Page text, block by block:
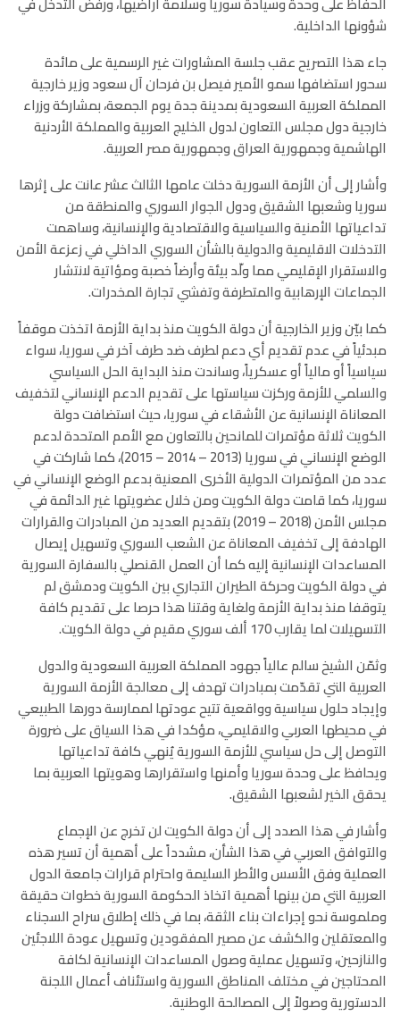
شؤونها الداخلية.
جاء هذا التصريح عقب جلسة المشاورات غير الرسمية على مائدة
سحور استضافها سمو الأمير فيصل بن فرحان آل سعود وزير خارجية
المملكة العربية السعودية بمدينة جدة يوم الجمعة، بمشاركة وزراء
خارجية دول مجلس التعاون لدول الخليج العربية والمملكة الأردنية
الهاشمية وجمهورية العراق وجمهورية مصر العربية.
وأشار إلى أن الأزمة السورية دخلت عامها الثالث عشر عانت على إثرها
سوريا وشعبها الشقيق ودول الجوار السوري والمنطقة من
تداعياتها الأمنية والسياسية والاقتصادية والإنسانية، وساهمت
التدخلات الاقليمية والدولية بالشأن السوري الداخلي في زعزعة الأمن
والاستقرار الإقليمي مما ولّد بيئة وأرضاً خصبة ومؤاتية لانتشار
الجماعات الإرهابية والمتطرفة وتفشي تجارة المخدرات.
كما بيّن وزير الخارجية أن دولة الكويت منذ بداية الأزمة اتخذت موقفاً
مبدئياً في عدم تقديم أي دعم لطرف ضد طرف آخر في سوريا، سواء
سياسياً أو مالياً أو عسكرياً، وساندت منذ البداية الحل السياسي
والسلمي للأزمة وركزت سياستها على تقديم الدعم الإنساني لتخفيف
المعاناة الإنسانية عن الأشقاء في سوريا، حيث استضافت دولة
الكويت ثلاثة مؤتمرات للمانحين بالتعاون مع الأمم المتحدة لدعم
الوضع الإنساني في سوريا (2013 – 2014 – 2015)، كما شاركت في
عدد من المؤتمرات الدولية الأخرى المعنية بدعم الوضع الإنساني في
سوريا، كما قامت دولة الكويت ومن خلال عضويتها غير الدائمة في
مجلس الأمن (2018 – 2019) بتقديم العديد من المبادرات والقرارات
الهادفة إلى تخفيف المعاناة عن الشعب السوري وتسهيل إيصال
المساعدات الإنسانية إليه كما أن العمل القنصلي بالسفارة السورية
في دولة الكويت وحركة الطيران التجاري بين الكويت ودمشق لم
يتوقفا منذ بداية الأزمة ولغاية وقتنا هذا حرصا على تقديم كافة
التسهيلات لما يقارب 170 ألف سوري مقيم في دولة الكويت.
وثمّن الشيخ سالم عالياً جهود المملكة العربية السعودية والدول
العربية التي تقدّمت بمبادرات تهدف إلى معالجة الأزمة السورية
وإيجاد حلول سياسية وواقعية تتيح عودتها لممارسة دورها الطبيعي
في محيطها العربي والاقليمي، مؤكدا في هذا السياق على ضرورة
التوصل إلى حل سياسي للأزمة السورية يُنهي كافة تداعياتها
ويحافظ على وحدة سوريا وأمنها واستقرارها وهويتها العربية بما
يحقق الخير لشعبها الشقيق.
وأشار في هذا الصدد إلى أن دولة الكويت لن تخرج عن الإجماع
والتوافق العربي في هذا الشأن، مشدداً على أهمية أن تسير هذه
العملية وفق الأسس والأطر السليمة واحترام قرارات جامعة الدول
العربية التي من بينها أهمية اتخاذ الحكومة السورية خطوات حقيقة
وملموسة نحو إجراءات بناء الثقة، بما في ذلك إطلاق سراح السجناء
والمعتقلين والكشف عن مصير المفقودين وتسهيل عودة اللاجئين
والنازحين، وتسهيل عملية وصول المساعدات الإنسانية لكافة
المحتاجين في مختلف المناطق السورية واستئناف أعمال اللجنة
الدستورية وصولاً إلى المصالحة الوطنية.